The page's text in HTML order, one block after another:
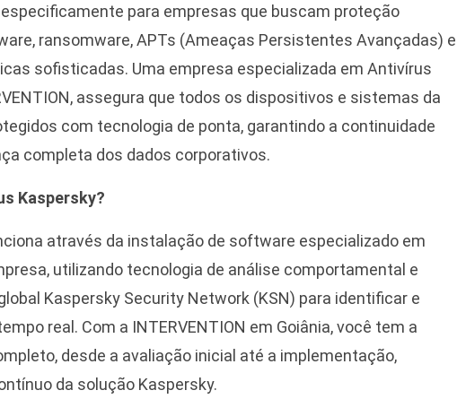
para empresas que buscam proteção
ransomware, APTs (Ameaças Persistentes Avançadas) e
sofisticadas. Uma empresa especializada em Antivírus
assegura que todos os dispositivos e sistemas da
com tecnologia de ponta, garantindo a continuidade
completa dos dados corporativos.
Kaspersky?
através da instalação de software especializado em
utilizando tecnologia de análise comportamental e
Kaspersky Security Network (KSN) para identificar e
real. Com a INTERVENTION em Goiânia, você tem a
desde a avaliação inicial até a implementação,
da solução Kaspersky.